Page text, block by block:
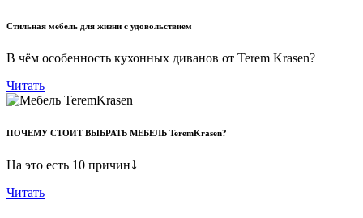
Стильная мебель для жизни с удовольствием
В чём особенность кухонных диванов от Terem Krasen?
Читать
ПОЧЕМУ СТОИТ ВЫБРАТЬ МЕБЕЛЬ TeremKrasen?
На это есть 10 причин⤵
Читать